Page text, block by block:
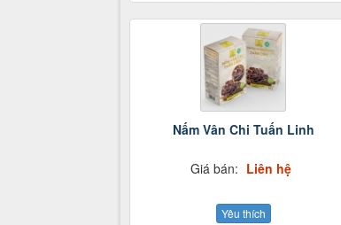
Nấm Vân Chi Tuấn Linh
Giá bán: Liên hệ
Yêu thích